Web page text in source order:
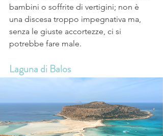
bambini o soffrite di vertigini; non è
una discesa troppo impegnativa ma,
senza le giuste accortezze, ci si
potrebbe fare male.
Laguna di Balos